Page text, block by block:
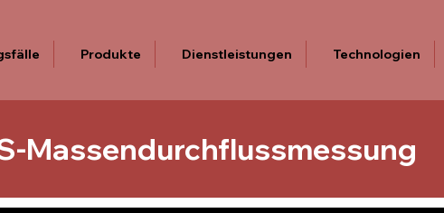
Produkte Dienstleistungen Technologien
Massendurchflussmessung